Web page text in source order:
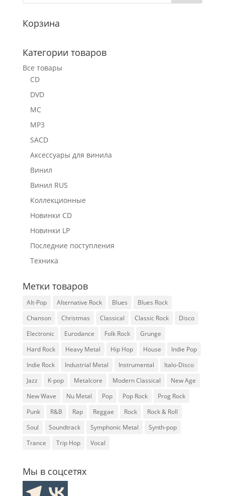
Корзина
Категории товаров
Все товары
CD
DVD
MC
MP3
SACD
Аксессуары для винила
Винил
Винил RUS
Коллекционные
Новинки CD
Новинки LP
Последние поступления
Техника
Метки товаров
Alt-Pop Alternative Rock Blues
Blues Rock
Chanson
Christmas Classical Classic Rock
Disco
Electronic
Eurodance Folk Rock
Grunge
Hard Rock
Heavy Metal Hip Hop House
Indie Pop
Indie Rock
Industrial Metal Instrumental
Italo-Disco
Jazz
K-pop Metalcore Modern Classical
New Age
New Wave
Nu Metal Pop Pop Rock
Prog Rock
Punk
R&B Rap Reggae Rock
Rock & Roll
Soul
Soundtrack Symphonic Metal
Synth-pop
Trance
Trip Hop Vocal
Мы в соцсетях